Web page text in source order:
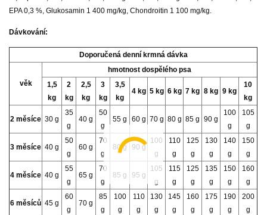
EPA 0,3 %, Glukosamin 1 400 mg/kg, Chondroitin 1 100 mg/kg.
Dávkování:
Doporučená denní krmná dávka
věk
hmotnost dospělého psa
1,5
kg
2
kg
2,5
kg
3
kg
3,5
kg
4 kg 5 kg 6 kg 7 kg 8 kg 9 kg
10
kg
2 měsíce 30 g
35
g
40 g
50
g
55 g 60 g 70 g 80 g 85 g 90 g
100
g
105
g
3 měsíce 40 g
50
g
60 g
70
g
80 g 90 g
100
g
110
g
125
g
130
g
140
g
150
g
4 měsíce 40 g
55
g
65 g
70
g
85 g 95 g
105
g
115
g
125
g
135
g
150
g
160
g
6 měsíců 45 g
60
g
70 g
85
g
100
g
110
g
130
g
145
g
160
g
175
g
190
g
200
g